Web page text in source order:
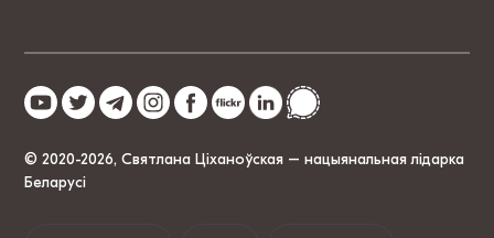
© 2020-2026, Святлана Ціханоўская – нацыянальная лідарка
Беларусі